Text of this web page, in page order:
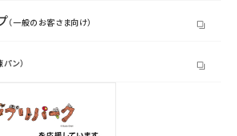
（一般のお客さま向け）
ン）